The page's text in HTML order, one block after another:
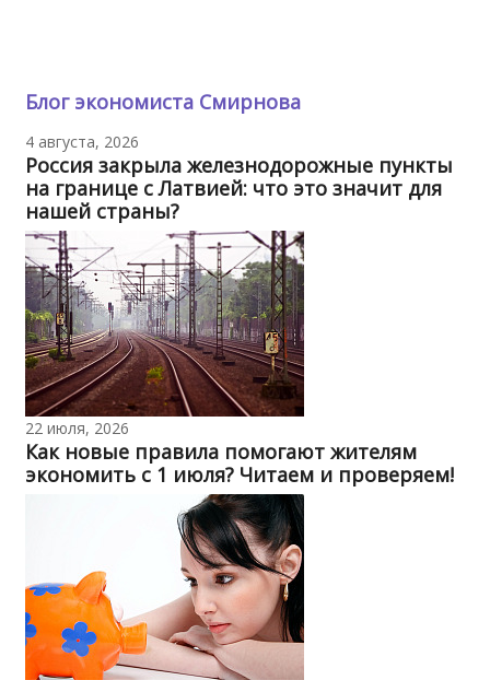
Блог экономиста Смирнова
4 августа, 2026
Россия закрыла железнодорожные пункты
на границе с Латвией: что это значит для
нашей страны?
22 июля, 2026
Как новые правила помогают жителям
экономить с 1 июля? Читаем и проверяем!